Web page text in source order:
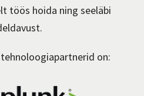
töös hoida ning seeläbi
on: